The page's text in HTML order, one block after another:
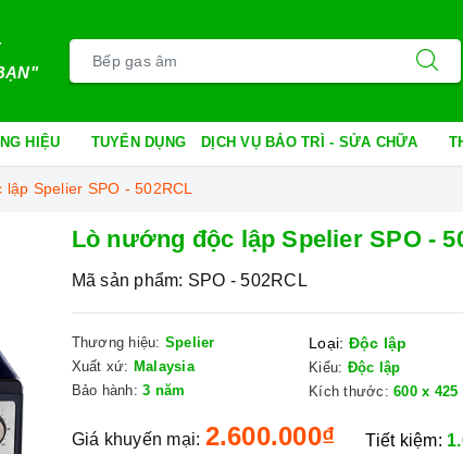
HIỆU TUYỂN DỤNG DỊCH VỤ BẢO TRÌ - SỬA CHỮA
Spelier SPO - 502RCL
Lò nướng độc lập Spelier SPO -
Mã sản phẩm: SPO - 502RCL
Thương hiệu: Spelier
Xuất xứ: Malaysia
Bảo hành: 3 năm
Loại: Độc lập
Kiểu: Độc lập
Kích thước: 600 x 425
Giá khuyến mại: 2.600.000₫ Tiết kiệm: